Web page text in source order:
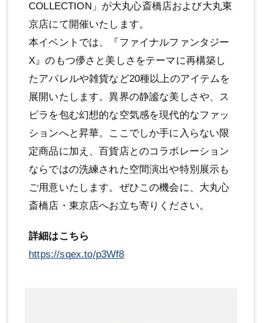
COLLECTION」が大丸心斎橋店および大丸東
京店にて開催いたします。
本イベントでは、『ファイナルファンタジー
X』のもつ儚さと美しさをテーマに再構築し
たアパレルや雑貨など20種以上のアイテムを
展開いたします。異界の静謐な美しさや、ス
ピラを包む幻想的な空気感を現代的なファッ
ションへと昇華。ここでしか手に入らない限
定商品に加え、百貨店とのコラボレーション
ならではの洗練された空間演出や特別展示も
ご用意いたします。ぜひこの機会に、大丸心
斎橋店・東京店へお立ち寄りください。
詳細はこちら
https://sqex.to/p3Wf8